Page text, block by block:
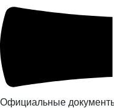
Официальные